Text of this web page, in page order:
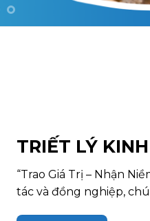
TRIẾT LÝ
“Trao Giá Trị – Nhận
tác và đồng nghiệp,